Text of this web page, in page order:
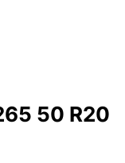
50 R20